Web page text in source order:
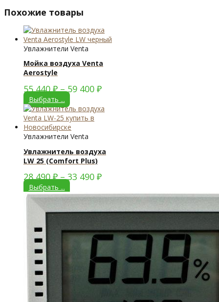
Похожие товары
Увлажнители Venta
Мойка воздуха Venta
Aerostyle
55 440₽–59 400 ₽
Выбрать ...
Увлажнители Venta
Увлажнитель воздуха
LW 25 (Comfort Plus)
28 490₽–33 490 ₽
Выбрать ...